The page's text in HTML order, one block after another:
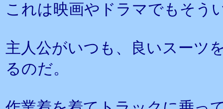
これは映画やドラマでもそう
主人公がいつも、良いスーツ
るのだ。